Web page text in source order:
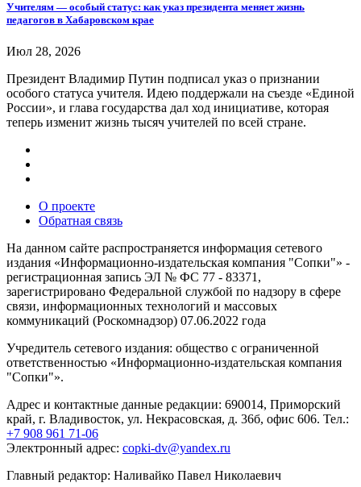
Учителям — особый статус: как указ президента меняет жизнь
педагогов в Хабаровском крае
Июл 28, 2026
Президент Владимир Путин подписал указ о признании
особого статуса учителя. Идею поддержали на съезде «Единой
России», и глава государства дал ход инициативе, которая
теперь изменит жизнь тысяч учителей по всей стране.
О проекте
Обратная связь
На данном сайте распространяется информация сетевого
издания «Информационно-издательская компания "Сопки"» -
регистрационная запись ЭЛ № ФС 77 - 83371,
зарегистрировано Федеральной службой по надзору в сфере
связи, информационных технологий и массовых
коммуникаций (Роскомнадзор) 07.06.2022 года
Учредитель сетевого издания: общество с ограниченной
ответственностью «Информационно-издательская компания
"Сопки"».
Адрес и контактные данные редакции: 690014, Приморский
край, г. Владивосток, ул. Некрасовская, д. 36б, офис 606. Тел.:
+7 908 961 71-06
Электронный адрес: copki-dv@yandex.ru
Главный редактор: Наливайко Павел Николаевич